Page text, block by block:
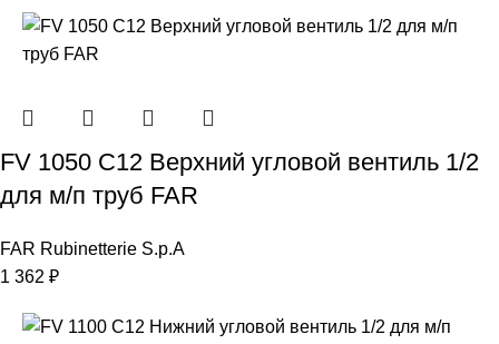
FV 1050 C12 Верхний угловой вентиль 1/2
для м/п труб FAR
FAR Rubinetterie S.p.A
1 362 ₽